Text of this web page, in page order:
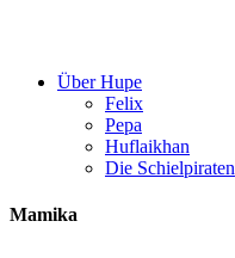
Über Hupe
Felix
Pepa
Huflaikhan
Die Schielpiraten
Mamika